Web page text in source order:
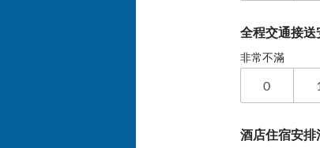
全程交通接送
非常不滿
0
酒店住宿安排